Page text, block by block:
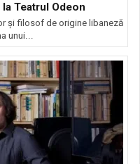
Teatrul Odeon
și filosof de origine libaneză
unui...